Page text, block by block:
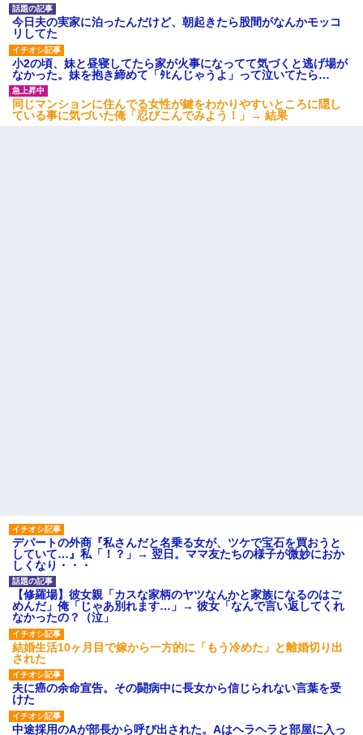
ミスした新人(♀)に冗談で「行為させてくれたら許してあげる」っ
て言ったら・・・
10年ほど前、息子がまだ年中だった時に離婚したんだけど、一昨
年の暮れに突然息子が職場を訪ねてきた。
今日夫の実家に泊ったんだけど、朝起きたら股間がなんかモッコ
リしてた
小2の頃、妹と昼寝してたら家が火事になってて気づくと逃げ場が
なかった。妹を抱き締めて「ﾀﾋんじゃうよ」って泣いてたら…
同じマンションに住んでる女性が鍵をわかりやすいところに隠し
ている事に気づいた俺「忍びこんでみよう！」→ 結果
デパートの外商『私さんだと名乗る女が、ツケで宝石を買おうと
していて…』私「！？」→ 翌日。ママ友たちの様子が微妙におか
しくなり・・・
【修羅場】彼女親「カスな家柄のヤツなんかと家族になるのはご
めんだ」俺「じゃあ別れます…」→ 彼女「なんで言い返してくれ
なかったの？（泣」
結婚生活10ヶ月目で嫁から一方的に「もう冷めた」と離婚切り出
された
夫に癌の余命宣告。その闘病中に長女から信じられない言葉を受
けた
中途採用のAが部長から呼び出された。Aはヘラヘラと部屋に入っ